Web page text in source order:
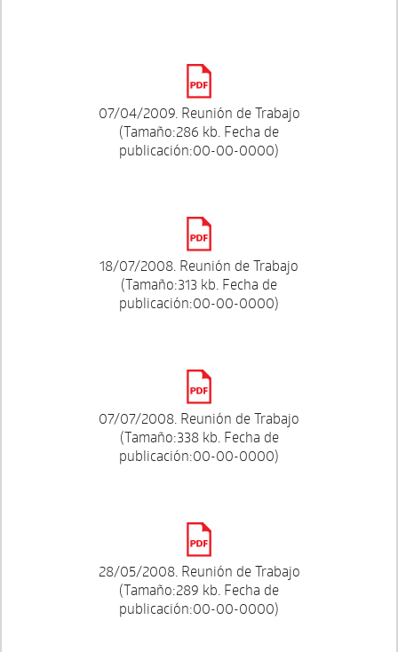
07/04/2009. Reunión de Trabajo
(Tamaño:286 kb. Fecha de
publicación:00-00-0000)
18/07/2008. Reunión de Trabajo
(Tamaño:313 kb. Fecha de
publicación:00-00-0000)
07/07/2008. Reunión de Trabajo
(Tamaño:338 kb. Fecha de
publicación:00-00-0000)
28/05/2008. Reunión de Trabajo
(Tamaño:289 kb. Fecha de
publicación:00-00-0000)